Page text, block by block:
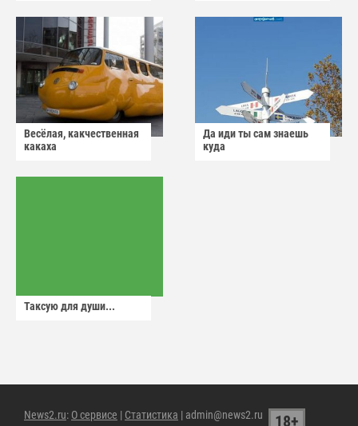
Весёлая, какчественная
какаха
Да иди ты сам знаешь
куда
Таксую для души...
News2.ru: О сервисе | Статистика | admin@news2.ru 18+